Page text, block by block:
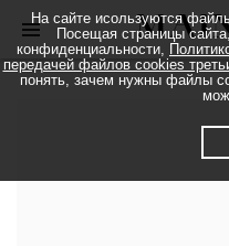
На сайте исользуются
Посещая страницы
конфиденциальности,
передачей файлов cookies
понять, зачем нужны файлы